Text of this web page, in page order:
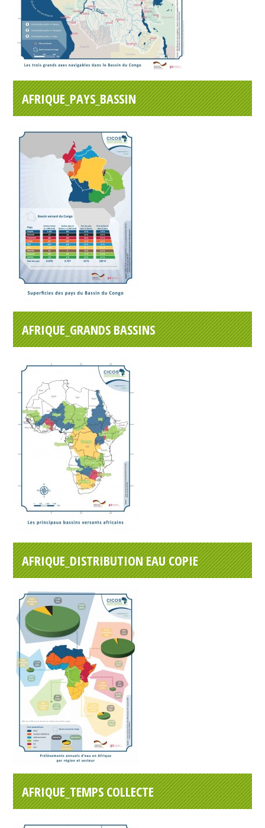
AFRIQUE_PAYS_BASSIN
AFRIQUE_GRANDS BASSINS
AFRIQUE_DISTRIBUTION EAU COPIE
AFRIQUE_TEMPS COLLECTE